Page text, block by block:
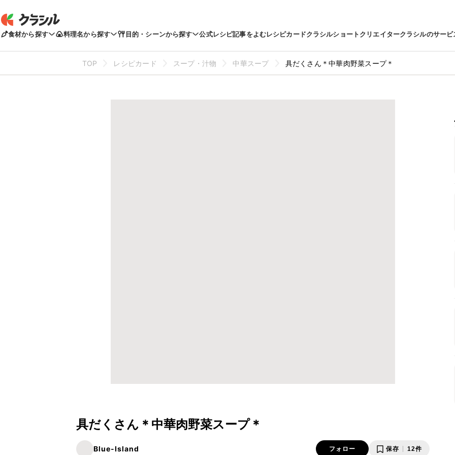
食材から探す 料理名から探す 目的・シーンから探す 公式レシピ記事をよむレシピカードクラシルショートクリエイタークラシルのサービ
TOP レシピカード スープ・汁物 中華スープ 具だくさん＊中華肉野菜スープ＊
具だくさん＊中華肉野菜スープ＊
Blue-Island フォロー 保存 12件